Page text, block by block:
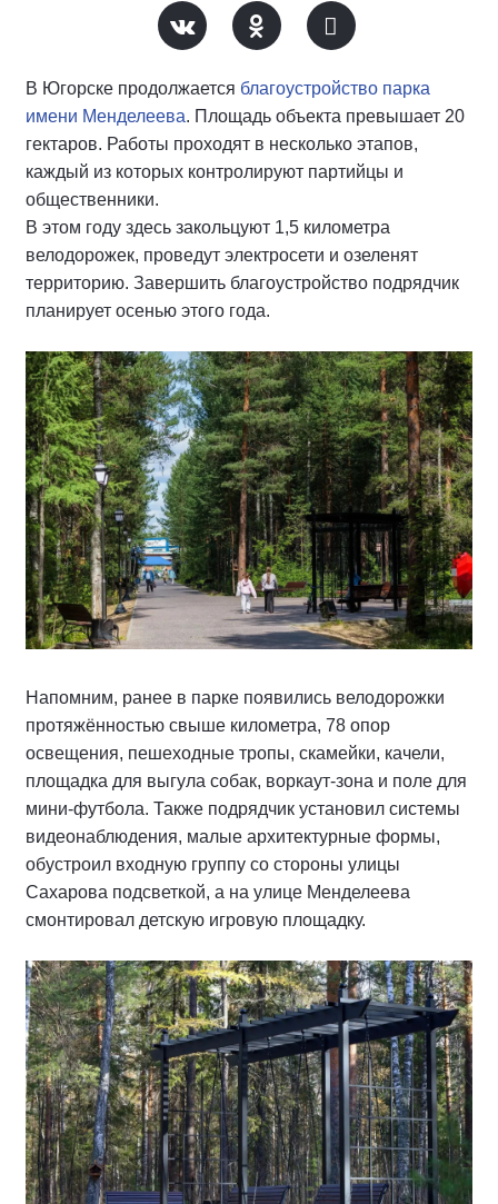
В Югорске продолжается благоустройство парка
имени Менделеева. Площадь объекта превышает 20
гектаров. Работы проходят в несколько этапов,
каждый из которых контролируют партийцы и
общественники.
В этом году здесь закольцуют 1,5 километра
велодорожек, проведут электросети и озеленят
территорию. Завершить благоустройство подрядчик
планирует осенью этого года.
Напомним, ранее в парке появились велодорожки
протяжённостью свыше километра, 78 опор
освещения, пешеходные тропы, скамейки, качели,
площадка для выгула собак, воркаут-зона и поле для
мини-футбола. Также подрядчик установил системы
видеонаблюдения, малые архитектурные формы,
обустроил входную группу со стороны улицы
Сахарова подсветкой, а на улице Менделеева
смонтировал детскую игровую площадку.